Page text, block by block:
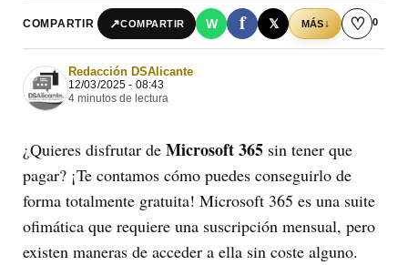
COMPARTIR ↗COMPARTIR W f 𝕏 MÁS↓ ♡ 0
Redacción DSAlicante
12/03/2025 - 08:43
4 minutos de lectura
¿Quieres disfrutar de Microsoft 365 sin tener que
pagar? ¡Te contamos cómo puedes conseguirlo de
forma totalmente gratuita! Microsoft 365 es una suite
ofimática que requiere una suscripción mensual, pero
existen maneras de acceder a ella sin coste alguno.